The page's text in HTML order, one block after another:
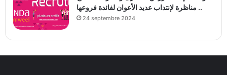
مناظرة لإنتداب عديد الأعوان لفائدة فروعها ..
24 septembre 2024